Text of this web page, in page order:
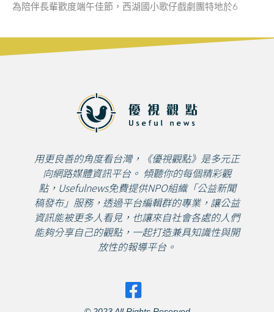
為陪伴長輩歡度端午佳節，西湖國小歌仔戲劇團特地於6
用更良善的角度看台灣，《優視觀點》是多元正
向網路媒體資訊平台。 傾聽你的每個精彩觀
點，Usefulnews免費提供NPO組織「公益新聞
稿發布」服務，透過平台編輯群的專業，讓公益
資訊能被更多人看見，也讓來自社會各處的人們
能夠分享自己的觀點，一起打造兼具知識性與開
放性的報導平台。